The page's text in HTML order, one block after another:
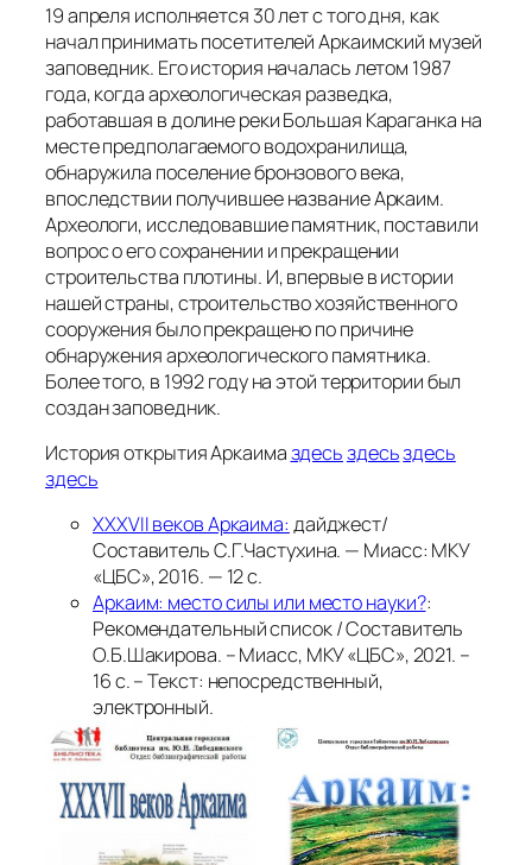
19 апреля исполняется 30 лет с того дня, как
начал принимать посетителей Аркаимский музей
заповедник. Его история началась летом 1987
года, когда археологическая разведка,
работавшая в долине реки Большая Караганка на
месте предполагаемого водохранилища,
обнаружила поселение бронзового века,
впоследствии получившее название Аркаим.
Археологи, исследовавшие памятник, поставили
вопрос о его сохранении и прекращении
строительства плотины. И, впервые в истории
нашей страны, строительство хозяйственного
сооружения было прекращено по причине
обнаружения археологического памятника.
Более того, в 1992 году на этой территории был
создан заповедник.
История открытия Аркаимаздесьздесьздесь
здесь
XXXVII веков Аркаима: дайджест/
Составитель С.Г.Частухина. — Миасс: МКУ
«ЦБС», 2016. — 12 с.
Аркаим: место силы или место науки?:
Рекомендательный список / Составитель
О.Б.Шакирова. – Миасс, МКУ «ЦБС», 2021. –
16 с. – Текст: непосредственный,
электронный.